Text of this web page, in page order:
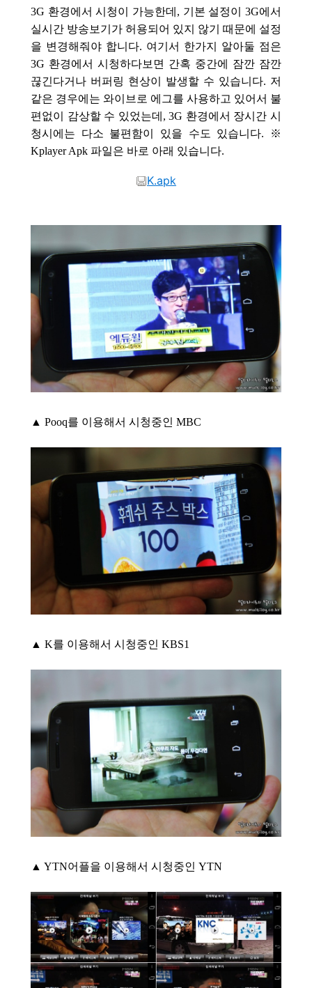
3G 환경에서 시청이 가능한데, 기본 설정이 3G에서
실시간 방송보기가 허용되어 있지 않기 때문에 설정
을 변경해줘야 합니다. 여기서 한가지 알아둘 점은
3G 환경에서 시청하다보면 간혹 중간에 잠깐 잠깐
끊긴다거나 버퍼링 현상이 발생할 수 있습니다. 저
같은 경우에는 와이브로 에그를 사용하고 있어서 불
편없이 감상할 수 있었는데, 3G 환경에서 장시간 시
청시에는 다소 불편함이 있을 수도 있습니다. ※
Kplayer Apk 파일은 바로 아래 있습니다.
K.apk
▲ Pooq를 이용해서 시청중인 MBC
▲ K를 이용해서 시청중인 KBS1
▲ YTN어플을 이용해서 시청중인 YTN